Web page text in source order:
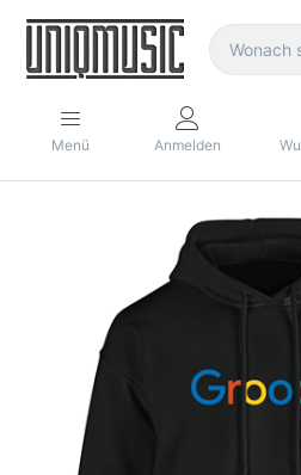
Menü Anmelden